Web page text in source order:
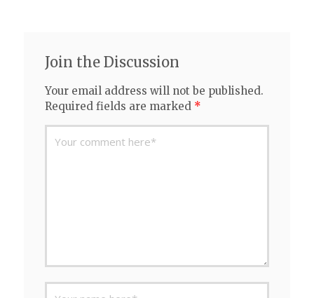
Join the Discussion
Your email address will not be published.
Required fields are marked *